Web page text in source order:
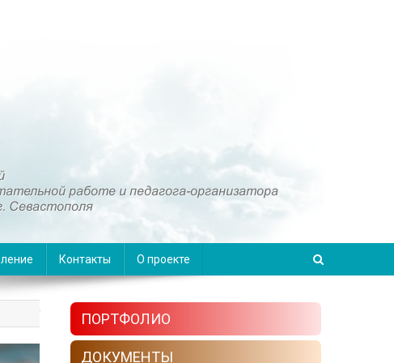
Контакты О проекте
ПОРТФОЛИО
ДОКУМЕНТЫ